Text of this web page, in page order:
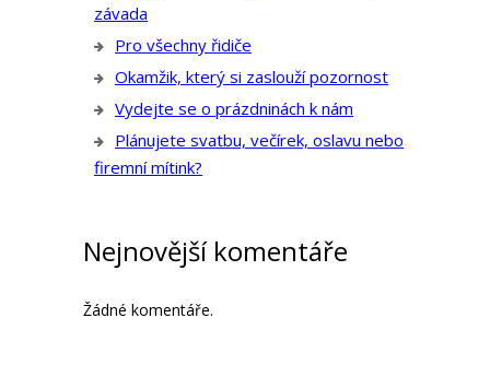
závada
Pro všechny řidiče
Okamžik, který si zaslouží pozornost
Vydejte se o prázdninách k nám
Plánujete svatbu, večírek, oslavu nebo
firemní mítink?
Nejnovější komentáře
Žádné komentáře.